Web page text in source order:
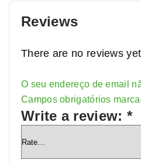
Reviews
There are no reviews
O seu endereço de email
Campos obrigatórios
Write a review: *
Alternative: